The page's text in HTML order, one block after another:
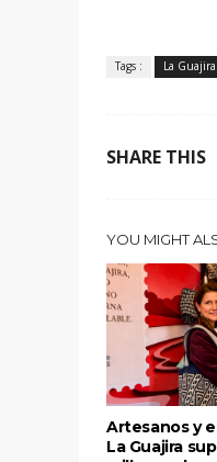
Tags : La Guajira
SHARE THIS
YOU MIGHT
Artesanos y
La Guajira